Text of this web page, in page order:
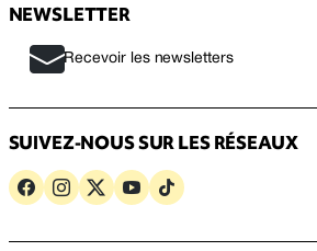
NEWSLETTER
Recevoir les newsletters
SUIVEZ-NOUS SUR LES RÉSEAUX